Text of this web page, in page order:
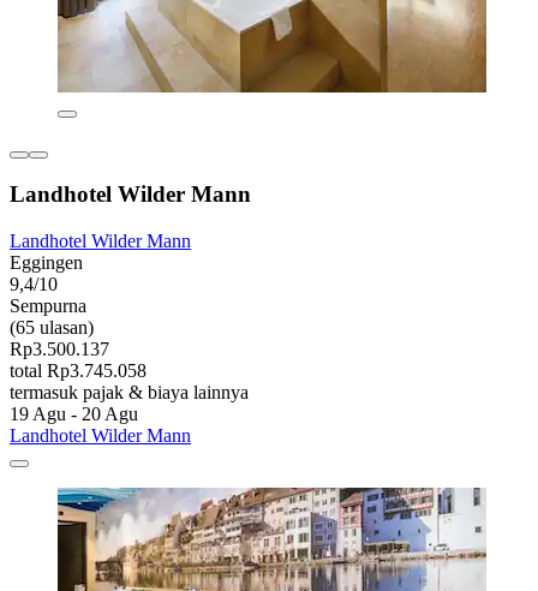
Landhotel Wilder Mann
Landhotel Wilder Mann
Eggingen
9,4/10
Sempurna
(65 ulasan)
Rp3.500.137
total Rp3.745.058
termasuk pajak & biaya lainnya
19 Agu - 20 Agu
Landhotel Wilder Mann